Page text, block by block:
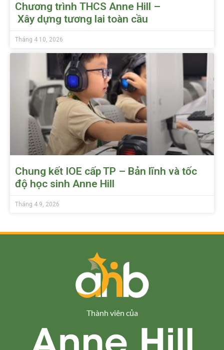
Chương trình THCS Anne Hill –
Xây dựng tương lai toàn cầu
Tháng 4 10, 2026
Chung kết IOE cấp TP – Bản lĩnh và tốc
độ học sinh Anne Hill
Tháng 4 9, 2026
Thành viên của